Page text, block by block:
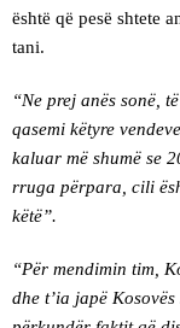
është që pesë shtete
tani.
“Ne prej anës sonë,
qasemi këtyre
kaluar më shumë se
rruga përpara, cili
këtë”.
“Për mendimin tim,
dhe t’ia japë